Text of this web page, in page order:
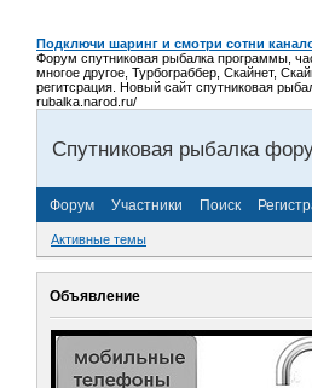
Подключи шаринг и смотри сотни
Форум спутниковая рыбалка программы,
многое другое, Турбограббер, Скайнет,
регитсрация. Новый сайт спутниковая
rubalka.narod.ru/
Спутниковая рыбалка
Форум Участники Поиск
Активные темы
Объявление